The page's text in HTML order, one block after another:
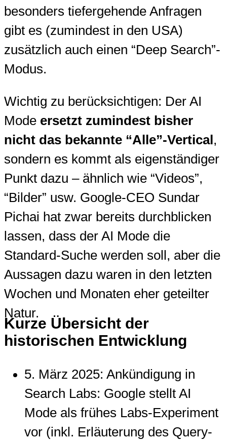
besonders tiefergehende Anfragen
gibt es (zumindest in den USA)
zusätzlich auch einen “Deep Search”-
Modus.
Wichtig zu berücksichtigen: Der AI
Mode ersetzt zumindest bisher
nicht das bekannte “Alle”-Vertical ,
sondern es kommt als eigenständiger
Punkt dazu – ähnlich wie “Videos”,
“Bilder” usw. Google-CEO Sundar
Pichai hat zwar bereits durchblicken
lassen, dass der AI Mode die
Standard-Suche werden soll, aber die
Aussagen dazu waren in den letzten
Wochen und Monaten eher geteilter
Natur.
Kurze Übersicht der
historischen Entwicklung
5. März 2025: Ankündigung in
Search Labs: Google stellt AI
Mode als frühes Labs-Experiment
vor (inkl. Erläuterung des Query-